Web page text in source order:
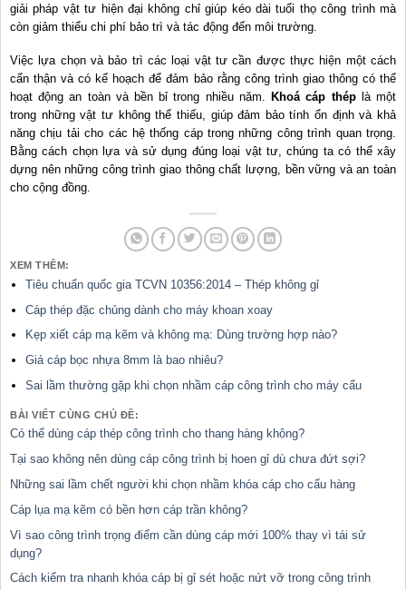
giải pháp vật tư hiện đại không chỉ giúp kéo dài tuổi thọ công trình mà
còn giảm thiểu chi phí bảo trì và tác động đến môi trường.
Việc lựa chọn và bảo trì các loại vật tư cần được thực hiện một cách
cẩn thận và có kế hoạch để đảm bảo rằng công trình giao thông có thể
hoạt động an toàn và bền bỉ trong nhiều năm.Khoá cáp théplà một
trong những vật tư không thể thiếu, giúp đảm bảo tính ổn định và khả
năng chịu tải cho các hệ thống cáp trong những công trình quan trọng.
Bằng cách chọn lựa và sử dụng đúng loại vật tư, chúng ta có thể xây
dựng nên những công trình giao thông chất lượng, bền vững và an toàn
cho cộng đồng.
XEM THÊM:
Tiêu chuẩn quốc gia TCVN 10356:2014 – Thép không gỉ
Cáp thép đặc chủng dành cho máy khoan xoay
Kẹp xiết cáp mạ kẽm và không mạ: Dùng trường hợp nào?
Giá cáp bọc nhựa 8mm là bao nhiêu?
Sai lầm thường gặp khi chọn nhầm cáp công trình cho máy cẩu
BÀI VIẾT CÙNG CHỦ ĐỀ:
Có thể dùng cáp thép công trình cho thang hàng không?
Tại sao không nên dùng cáp công trình bị hoen gỉ dù chưa đứt sợi?
Những sai lầm chết người khi chọn nhầm khóa cáp cho cẩu hàng
Cáp lụa mạ kẽm có bền hơn cáp trần không?
Vì sao công trình trọng điểm cần dùng cáp mới 100% thay vì tái sử
dụng?
Cách kiểm tra nhanh khóa cáp bị gỉ sét hoặc nứt vỡ trong công trình